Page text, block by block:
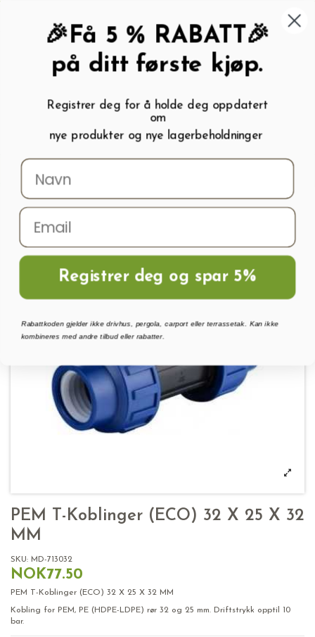
My wishlist ( 0
Menu Søk Logg inn Handlevogn
Hjem
(ECO) 32 X 25 X 32 MM
PEM T-Koblinger (ECO) 32 X 25 X 32
MM
SKU: MD-713032
NOK77.50
PEM T-Koblinger (ECO) 32 X 25 X 32 MM
Kobling for PEM, PE (HDPE-LDPE) rør 32 og 25 mm. Driftstrykk opptil 10
bar.
🎉Få 5 % RABATT🎉
på ditt første kjøp.
Registrer deg for å holde deg oppdatert
om
nye produkter og nye lagerbeholdninger
Registrer deg og spar 5%
Rabattkoden gjelder ikke drivhus, pergola, carport eller terrassetak. Kan ikke
kombineres med andre tilbud eller rabatter.